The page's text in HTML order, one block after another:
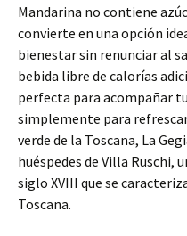
Mandarina no contiene
convierte en una opción
bienestar sin renunciar al
bebida libre de calorías
perfecta para acompañar
simplemente para
verde de la Toscana, La
huéspedes de Villa Ruschi,
siglo XVIII que se
Toscana.